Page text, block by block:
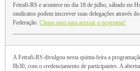
Fetrafi-RS e acontece no dia 18 de julho, sábado no
sindicatos podem inscrever suas delegações através
Federação. Clique aqui para acessar o programa!
A Fetrafi-RS divulgou nesta quinta-feira a
8h30, com o credenciamento de participantes. A